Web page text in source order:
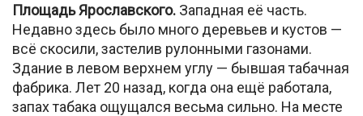
Площадь Ярославского. Западная её часть.
Недавно здесь было много деревьев и кустов —
всё скосили, застелив рулонными газонами.
Здание в левом верхнем углу — бывшая табачная
фабрика. Лет 20 назад, когда она ещё работала,
запах табака ощущался весьма сильно. На месте